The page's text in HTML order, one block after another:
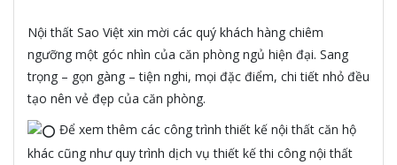
Nội thất Sao Việt xin mời các quý khách hàng chiêm
ngưỡng một góc nhìn của căn phòng ngủ hiện đại. Sang
trọng – gọn gàng – tiện nghi, mọi đặc điểm, chi tiết nhỏ đều
tạo nên vẻ đẹp của căn phòng.
Để xem thêm các công trình thiết kế nội thất căn hộ
khác cũng như quy trình dịch vụ thiết kế thi công nội thất